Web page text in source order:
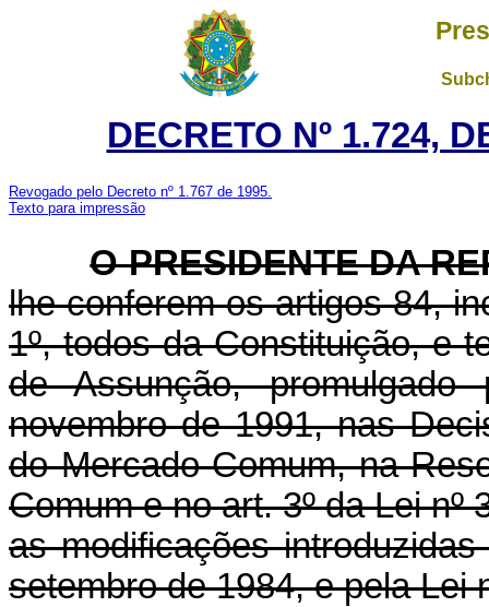
DECRETO Nº 1.724,
Revogado pelo Decreto nº 1.767 de 1995.
Texto para impressão
O PRESIDENTE DA
lhe conferem os artigos 84,
1º, todos da Constituição, e
de Assunção,
novembro de 1991, nas
do Mercado Comum, na
Comum e no art. 3º da Lei
as modificações
setembro de 1984, e pela Lei